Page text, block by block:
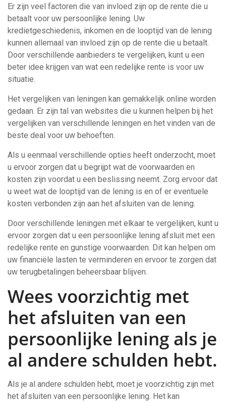
Er zijn veel factoren die van invloed zijn op de rente die u
betaalt voor uw persoonlijke lening. Uw
kredietgeschiedenis, inkomen en de looptijd van de lening
kunnen allemaal van invloed zijn op de rente die u betaalt.
Door verschillende aanbieders te vergelijken, kunt u een
beter idee krijgen van wat een redelijke rente is voor uw
situatie.
Het vergelijken van leningen kan gemakkelijk online worden
gedaan. Er zijn tal van websites die u kunnen helpen bij het
vergelijken van verschillende leningen en het vinden van de
beste deal voor uw behoeften.
Als u eenmaal verschillende opties heeft onderzocht, moet
u ervoor zorgen dat u begrijpt wat de voorwaarden en
kosten zijn voordat u een beslissing neemt. Zorg ervoor dat
u weet wat de looptijd van de lening is en of er eventuele
kosten verbonden zijn aan het afsluiten van de lening.
Door verschillende leningen met elkaar te vergelijken, kunt u
ervoor zorgen dat u een persoonlijke lening afsluit met een
redelijke rente en gunstige voorwaarden. Dit kan helpen om
uw financiële lasten te verminderen en ervoor te zorgen dat
uw terugbetalingen beheersbaar blijven.
Wees voorzichtig met
het afsluiten van een
persoonlijke lening als je
al andere schulden hebt.
Als je al andere schulden hebt, moet je voorzichtig zijn met
het afsluiten van een persoonlijke lening. Het kan